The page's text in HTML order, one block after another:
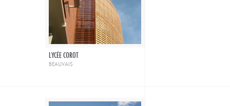
LYCÉE COROT
beauvais